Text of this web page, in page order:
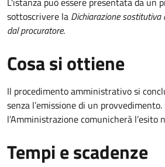
sottoscrivere la Dichiarazione
dal procuratore.
Cosa si ottiene
Il procedimento amministrativo si
senza l’emissione di un
l’Amministrazione comunicherà l’esito
Tempi e scadenze